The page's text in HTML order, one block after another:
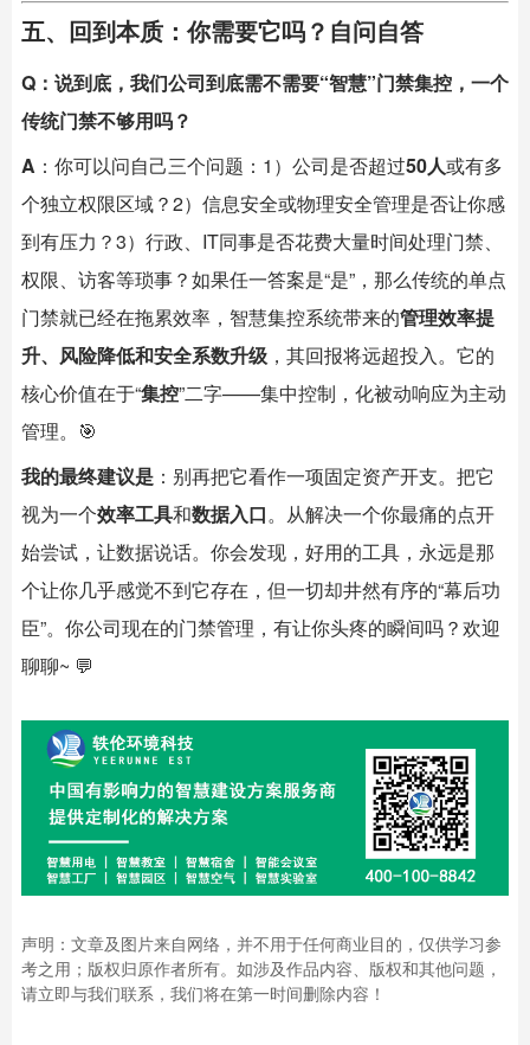
五、回到本质：你需要它吗？自问自答
Q：说到底，我们公司到底需不需要“智慧”门禁集控，一个
传统门禁不够用吗？
A ：你可以问自己三个问题：1）公司是否超过50人或有多
个独立权限区域？2）信息安全或物理安全管理是否让你感
到有压力？3）行政、IT同事是否花费大量时间处理门禁、
权限、访客等琐事？如果任一答案是“是”，那么传统的单点
门禁就已经在拖累效率，智慧集控系统带来的管理效率提
升、风险降低和安全系数升级 ，其回报将远超投入。它的
核心价值在于“集控”二字——集中控制，化被动响应为主动
管理。🎯
我的最终建议是 ：别再把它看作一项固定资产开支。把它
视为一个效率工具和数据入口。从解决一个你最痛的点开
始尝试，让数据说话。你会发现，好用的工具，永远是那
个让你几乎感觉不到它存在，但一切却井然有序的“幕后功
臣”。你公司现在的门禁管理，有让你头疼的瞬间吗？欢迎
聊聊~ 💬
声明：文章及图片来自网络，并不用于任何商业目的，仅供学习参
考之用；版权归原作者所有。如涉及作品内容、版权和其他问题，
请立即与我们联系，我们将在第一时间删除内容！